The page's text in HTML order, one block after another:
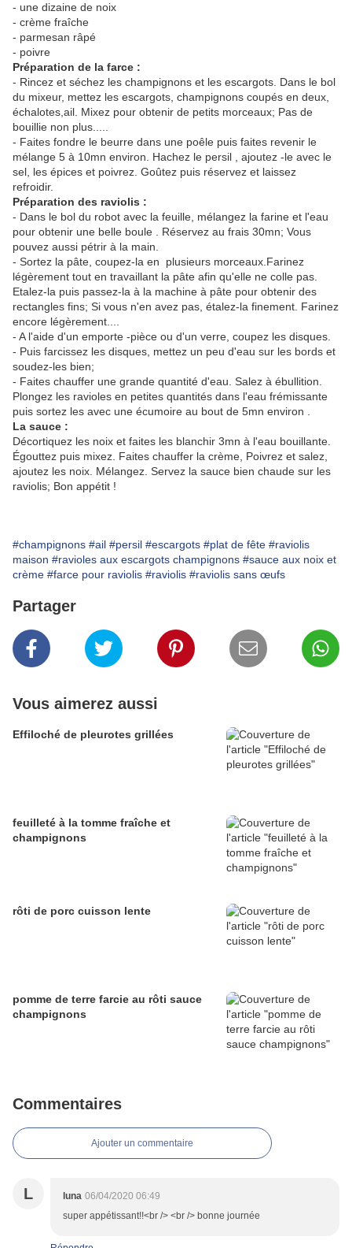
- une dizaine de noix
- crème fraîche
- parmesan râpé
- poivre
Préparation de la farce :
- Rincez et séchez les champignons et les escargots. Dans le bol
du mixeur, mettez les escargots, champignons coupés en deux,
échalotes,ail. Mixez pour obtenir de petits morceaux; Pas de
bouillie non plus.....
- Faites fondre le beurre dans une poêle puis faites revenir le
mélange 5 à 10mn environ. Hachez le persil , ajoutez -le avec le
sel, les épices et poivrez. Goûtez puis réservez et laissez
refroidir.
Préparation des raviolis :
- Dans le bol du robot avec la feuille, mélangez la farine et l'eau
pour obtenir une belle boule . Réservez au frais 30mn; Vous
pouvez aussi pétrir à la main.
- Sortez la pâte, coupez-la en plusieurs morceaux.Farinez
légèrement tout en travaillant la pâte afin qu'elle ne colle pas.
Etalez-la puis passez-la à la machine à pâte pour obtenir des
rectangles fins; Si vous n'en avez pas, étalez-la finement. Farinez
encore légèrement....
- A l'aide d'un emporte -pièce ou d'un verre, coupez les disques.
- Puis farcissez les disques, mettez un peu d'eau sur les bords et
soudez-les bien;
- Faites chauffer une grande quantité d'eau. Salez à ébullition.
Plongez les ravioles en petites quantités dans l'eau frémissante
puis sortez les avec une écumoire au bout de 5mn environ .
La sauce :
Décortiquez les noix et faites les blanchir 3mn à l'eau bouillante.
Égouttez puis mixez. Faites chauffer la crème, Poivrez et salez,
ajoutez les noix. Mélangez. Servez la sauce bien chaude sur les
raviolis; Bon appétit !
#champignons #ail #persil #escargots #plat de fête #raviolis
maison #ravioles aux escargots champignons #sauce aux noix et
crème #farce pour raviolis #raviolis #raviolis sans œufs
Partager
Vous aimerez aussi
Effiloché de pleurotes grillées
feuilleté à la tomme fraîche et
champignons
rôti de porc cuisson lente
pomme de terre farcie au rôti sauce
champignons
Commentaires
Ajouter un commentaire
L luna 06/04/2020 06:49
super appétissant!!<br /> <br /> bonne journée